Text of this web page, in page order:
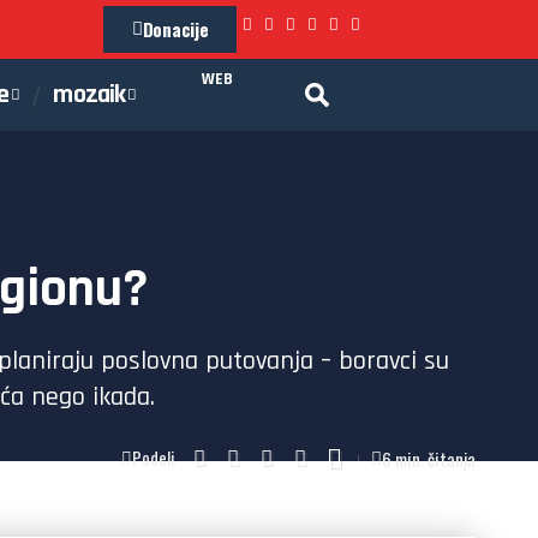
Donacije
mozaik WEB
poslovna putovanja – boravci su
nego ikada.
Podeli 6 min. čitanja